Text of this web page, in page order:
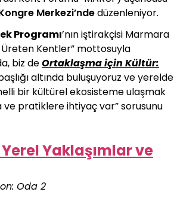
Merkezi’ndedüzenleniyor.
Programı’nın iştirakçisi Marmara
Kentler” mottosuyla
biz deOrtaklaşma için Kültür:
altında buluşuyoruz ve yerelde
bir kültürel ekosisteme ulaşmak
pratiklere ihtiyaç var” sorusunu
Yaklaşımlar ve
Oda 2